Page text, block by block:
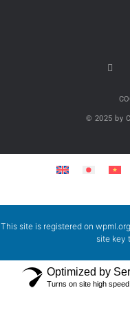
© 2025 by
This site is registered on wpml.org
site key
Optimized by
Turns on site high